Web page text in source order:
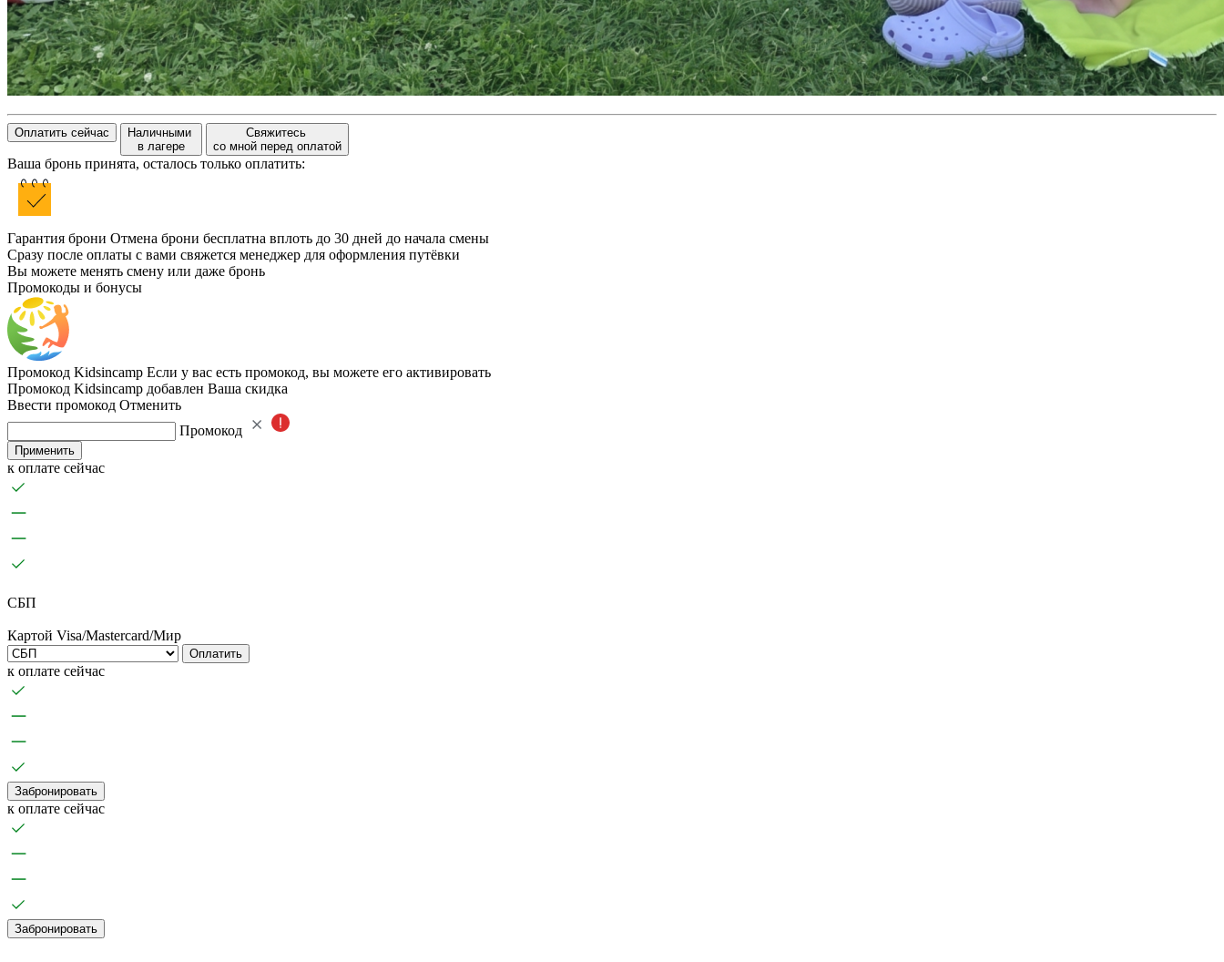
Оплатить сейчас
Наличными
в лагере
Свяжитесь
со мной перед оплатой
Ваша бронь принята, осталось только оплатить:
Гарантия брони Отмена брони бесплатна вплоть до 30 дней до начала смены
Сразу после оплаты с вами свяжется менеджер для оформления путёвки
Вы можете менять смену или даже бронь
Промокоды и бонусы
Промокод Kidsincamp Если у вас есть промокод, вы можете его активировать
Промокод Kidsincamp добавлен Ваша скидка
Ввести промокод Отменить
Промокод
Применить
к оплате сейчас
СБП
Картой Visa/Mastercard/Мир
Оплатить
к оплате сейчас
Забронировать
к оплате сейчас
Забронировать